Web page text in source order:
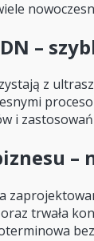
–
z
i
trwała